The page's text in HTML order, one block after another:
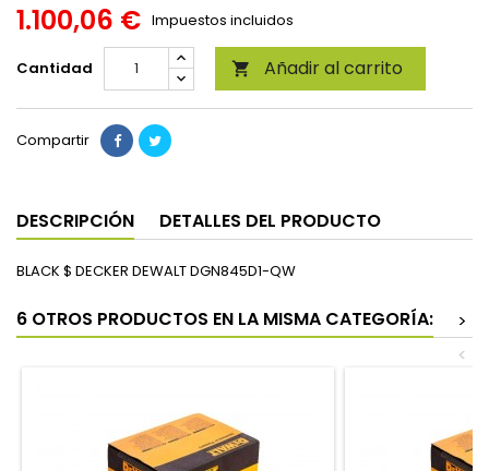
1.100,06 € Impuestos incluidos
Cantidad  Añadir al carrito
Compartir
DESCRIPCIÓN DETALLES DEL PRODUCTO
BLACK $ DECKER DEWALT DGN845D1-QW
6 OTROS PRODUCTOS EN LA MISMA CATEGORÍA:
>
<